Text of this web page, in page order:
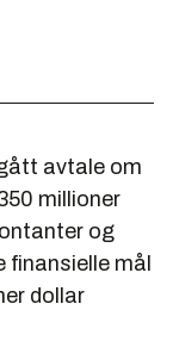
avtale om
millioner
og
mål
dollar